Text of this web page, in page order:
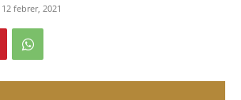
12 febrer, 2021